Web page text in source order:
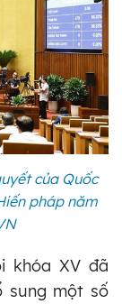
của Quốc
pháp năm
khóa XV đã
sung một số